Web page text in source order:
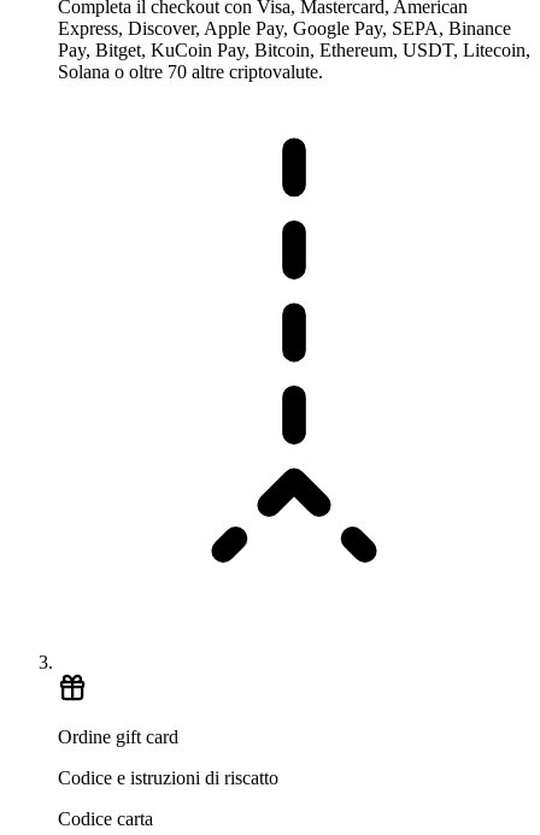
Completa il checkout con Visa, Mastercard, American
Express, Discover, Apple Pay, Google Pay, SEPA, Binance
Pay, Bitget, KuCoin Pay, Bitcoin, Ethereum, USDT, Litecoin,
Solana o oltre 70 altre criptovalute.
Ordine gift card
Codice e istruzioni di riscatto
Codice carta